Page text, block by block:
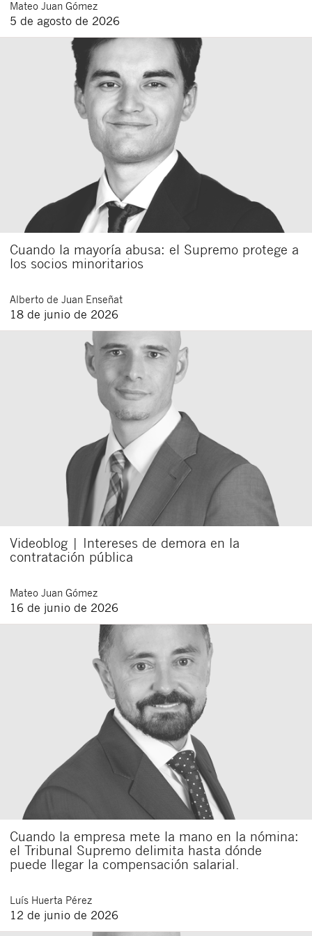
Mateo Juan Gómez
5 de agosto de 2026
Cuando la mayoría abusa: el Supremo protege a
los socios minoritarios
Alberto de Juan Enseñat
18 de junio de 2026
Videoblog | Intereses de demora en la
contratación pública
Mateo Juan Gómez
16 de junio de 2026
Cuando la empresa mete la mano en la nómina:
el Tribunal Supremo delimita hasta dónde
puede llegar la compensación salarial.
Luís Huerta Pérez
12 de junio de 2026